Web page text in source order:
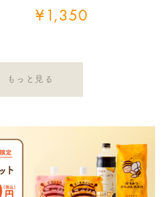
¥1,350
もっと見る